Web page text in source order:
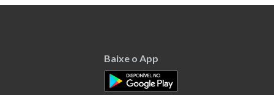
Baixe o App